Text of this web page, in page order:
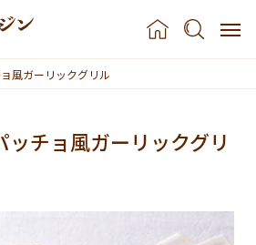
風ガーリックグリル
ッチョ風ガーリックグリ